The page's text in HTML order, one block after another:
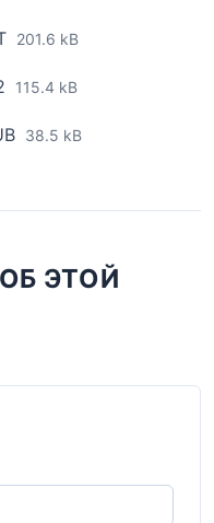
201.6 kB
115.4 kB
38.5 kB
ЭТОЙ